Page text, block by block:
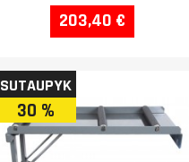
203,40 €
SUTAUPYK
30 %